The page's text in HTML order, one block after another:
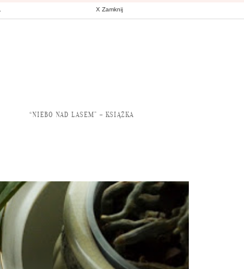
“NIEBO NAD LASEM” – KSIĄŻKA
X Zamknij